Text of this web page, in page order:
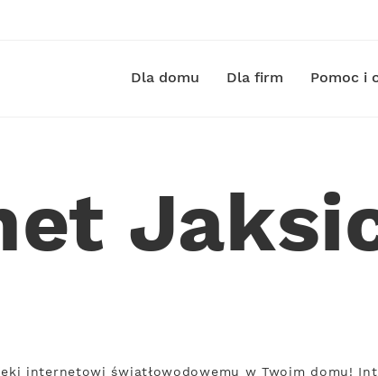
Dla domu Dla firm Pomoc i
internetowi światłowodowemu w Twoim domu!